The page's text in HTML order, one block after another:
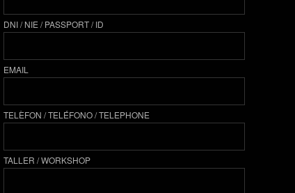
DNI / NIE / PASSPORT / ID
EMAIL
TELÈFON / TELÉFONO / TELEPHONE
TALLER / WORKSHOP